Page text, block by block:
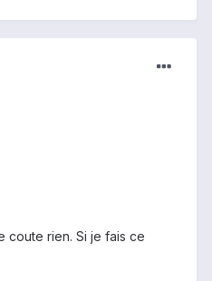
coute rien. Si je fais ce